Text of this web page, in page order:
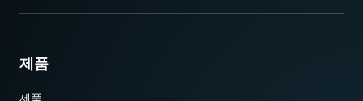
제품
제품